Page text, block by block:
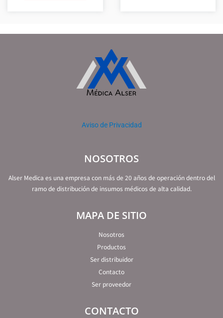
Aviso de Privacidad
NOSOTROS
Alser Medica es una empresa con más de 20 años de operación dentro del
ramo de distribución de insumos médicos de alta calidad.
MAPA DE SITIO
Nosotros
Productos
Ser distribuidor
Contacto
Ser proveedor
CONTACTO